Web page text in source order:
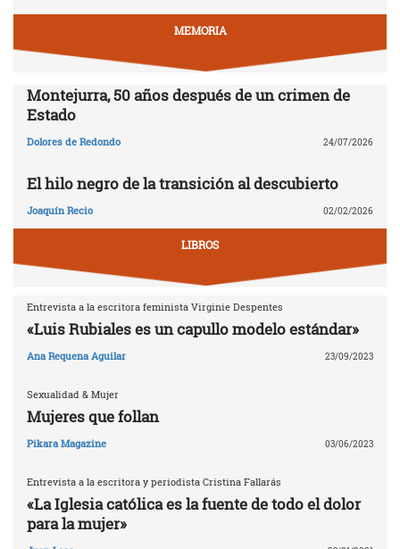
MEMORIA
Montejurra, 50 años después de un crimen de
Estado
Dolores de Redondo 24/07/2026
El hilo negro de la transición al descubierto
Joaquín Recio 02/02/2026
LIBROS
Entrevista a la escritora feminista Virginie Despentes
«Luis Rubiales es un capullo modelo estándar»
Ana Requena Aguilar 23/09/2023
Sexualidad & Mujer
Mujeres que follan
Pikara Magazine 03/06/2023
Entrevista a la escritora y periodista Cristina Fallarás
«La Iglesia católica es la fuente de todo el dolor
para la mujer»